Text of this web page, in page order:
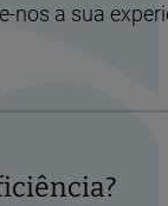
nos a sua